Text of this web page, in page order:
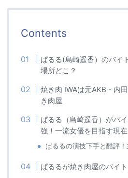
Contents
ぱるる(島崎遥香）のバイ
場所どこ？
焼き肉 IWAは元AKB・内
き肉屋
ぱるる（島崎遥香）がバ
強！一流女優を目指す現在
ぱるるの演技下手と酷評
ぱるるが焼き肉屋のバイ